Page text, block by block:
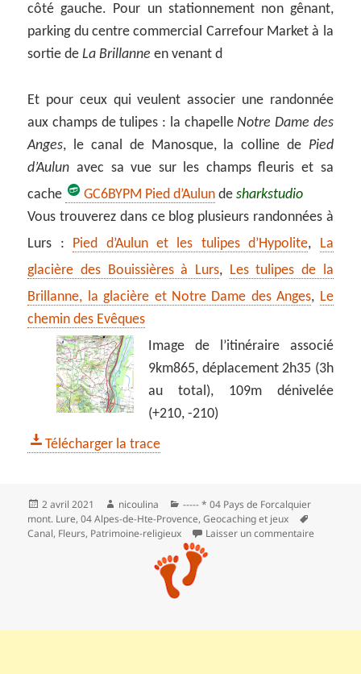
côté gauche. Pour un stationnement non gênant,
parking du centre commercial Carrefour Market à la
sortie deLa Brillanne en venant d
Et pour ceux qui veulent associer une randonnée
aux champs de tulipes : la chapelleNotre Dame des
Anges, le canal de Manosque, la colline de Pied
d’Aulun avec sa vue sur les champs fleuris et sa
cache
GC6BYPM Pied d’Aulun desharkstudio
Vous trouverez dans ce blog plusieurs randonnées à
Lurs : Pied d’Aulun et les tulipes d’Hypolite,
La
glacière des Bouissières à Lurs, Les tulipes de la
Brillanne, la glacière et Notre Dame des Anges, Le
chemin des Evêques
Image de l’itinéraire associé
9km865, déplacement 2h35 (3h
au total), 109m dénivelée
(+210, -210)
Télécharger la trace
Publié
le
2 avril 2021 Auteur
nicoulina Catégories
----- * 04 Pays de Forcalquier
mont. Lure,04 Alpes-de-Hte-Provence,Geocaching et jeux
Canal, Fleurs, Patrimoine-religieux Laisser un commentaire